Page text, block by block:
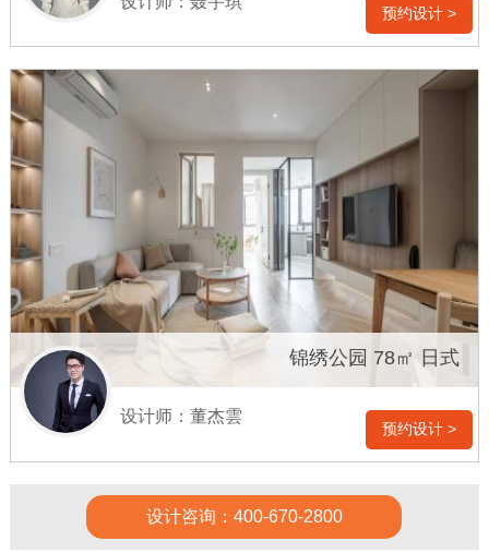
预约设计 >
锦绣公园 78㎡ 日式
设计师：董杰雲
预约设计 >
设计咨询：400-670-2800